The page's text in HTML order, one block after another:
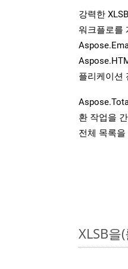
강력한
워크플로를
플리케이션
환 작업을
전체 목록
XLSB을